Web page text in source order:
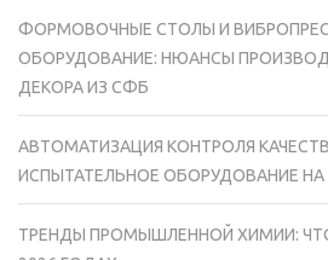
ФОРМОВОЧНЫЕ СТОЛЫ И
ОБОРУДОВАНИЕ: НЮАНСЫ
ДЕКОРА ИЗ СФБ
АВТОМАТИЗАЦИЯ КОНТРОЛЯ
ИСПЫТАТЕЛЬНОЕ ОБОРУДОВАНИЕ
ТРЕНДЫ ПРОМЫШЛЕННОЙ ХИМИИ: